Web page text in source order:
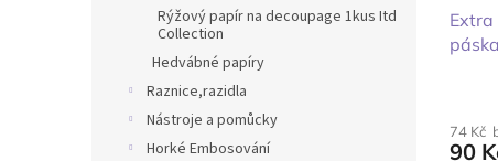
Rýžový papír na decoupage 1kus Itd
Collection
Hedvábné papíry
Raznice,razidla
Nástroje a pomůcky
Horké Embosování
74 Kč
90